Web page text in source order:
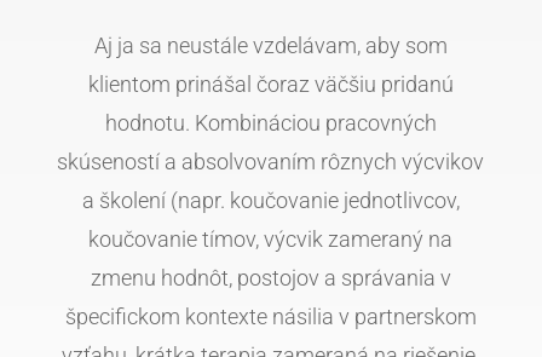
Aj ja sa neustále vzdelávam, aby som
klientom prinášal čoraz väčšiu pridanú
hodnotu. Kombináciou pracovných
skúseností a absolvovaním rôznych výcvikov
a školení (napr. koučovanie jednotlivcov,
koučovanie tímov, výcvik zameraný na
zmenu hodnôt, postojov a správania v
špecifickom kontexte násilia v partnerskom